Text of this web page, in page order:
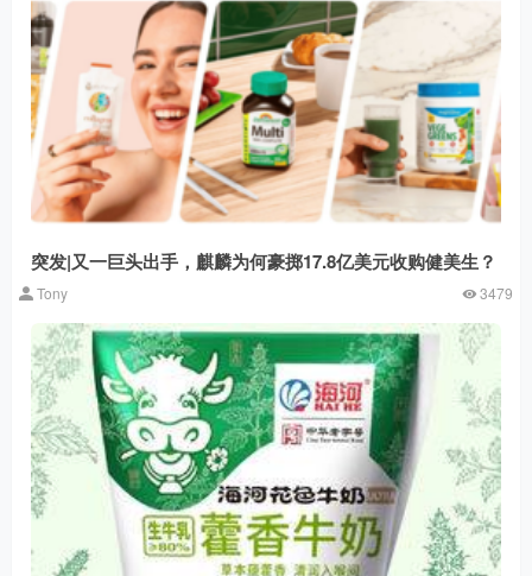
突发|又一巨头出手，麒麟为何豪掷17.8亿美元收购健美生？
Tony 3479